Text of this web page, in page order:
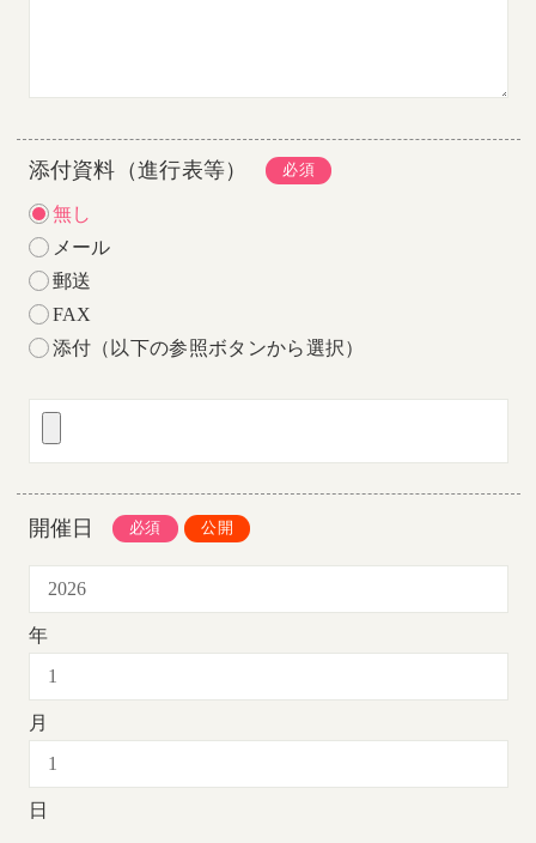
添付資料（進行表等）
無し
メール
郵送
FAX
添付（以下の参照ボタンから選択）
開催日
年
月
日